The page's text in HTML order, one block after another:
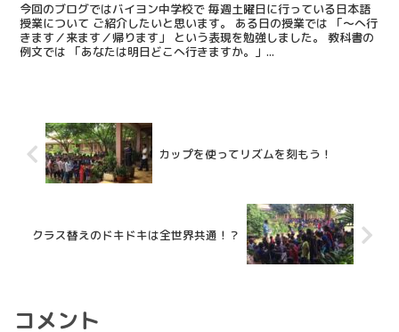
今回のブログではバイヨン中学校で 毎週土曜日に行っている日本語
授業について ご紹介したいと思います。 ある日の授業では 「～へ行
きます／来ます／帰ります」 という表現を勉強しました。 教科書の
例文では 「あなたは明日どこへ行きますか。」...
カップを使ってリズムを刻もう！
クラス替えのドキドキは全世界共通！？
コメント